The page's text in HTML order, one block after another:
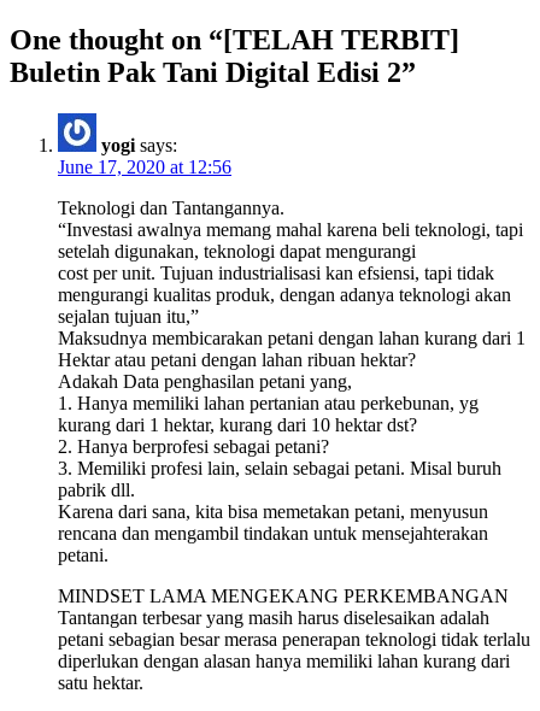
One thought on “[TELAH TERBIT]
Buletin Pak Tani Digital Edisi 2”
yogi says:
June 17, 2020 at 12:56
Teknologi dan Tantangannya.
“Investasi awalnya memang mahal karena beli teknologi, tapi
setelah digunakan, teknologi dapat mengurangi
cost per unit. Tujuan industrialisasi kan efsiensi, tapi tidak
mengurangi kualitas produk, dengan adanya teknologi akan
sejalan tujuan itu,”
Maksudnya membicarakan petani dengan lahan kurang dari 1
Hektar atau petani dengan lahan ribuan hektar?
Adakah Data penghasilan petani yang,
1. Hanya memiliki lahan pertanian atau perkebunan, yg
kurang dari 1 hektar, kurang dari 10 hektar dst?
2. Hanya berprofesi sebagai petani?
3. Memiliki profesi lain, selain sebagai petani. Misal buruh
pabrik dll.
Karena dari sana, kita bisa memetakan petani, menyusun
rencana dan mengambil tindakan untuk mensejahterakan
petani.
MINDSET LAMA MENGEKANG PERKEMBANGAN
Tantangan terbesar yang masih harus diselesaikan adalah
petani sebagian besar merasa penerapan teknologi tidak terlalu
diperlukan dengan alasan hanya memiliki lahan kurang dari
satu hektar.